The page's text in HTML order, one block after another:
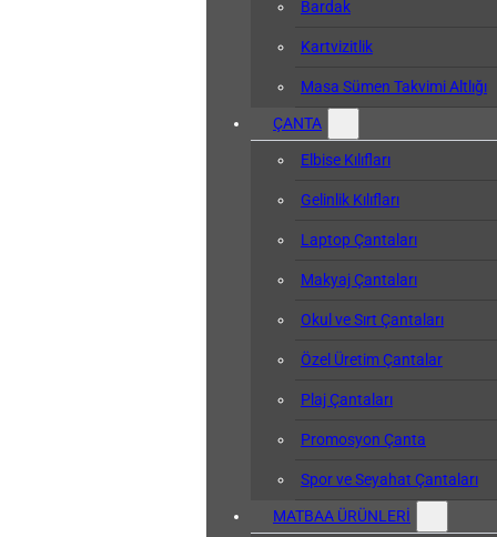
Bardak
Kartvizitlik
Masa Sümen Takvimi Altlığı
ÇANTA
Elbise Kılıfları
Gelinlik Kılıfları
Laptop Çantaları
Makyaj Çantaları
Okul ve Sırt Çantaları
Özel Üretim Çantalar
Plaj Çantaları
Promosyon Çanta
Spor ve Seyahat Çantaları
MATBAA ÜRÜNLERİ